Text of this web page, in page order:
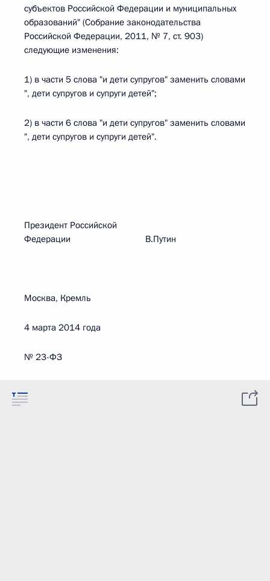
субъектов Российской Федерации и муниципальных
образований" (Собрание законодательства
Российской Федерации, 2011, № 7, ст. 903)
следующие изменения:
1) в части 5 слова "и дети супругов" заменить словами
", дети супругов и супруги детей";
2) в части 6 слова "и дети супругов" заменить словами
", дети супругов и супруги детей".
Президент Российской
Федерации В.Путин
Москва, Кремль
4 марта 2014 года
№ 23-ФЗ